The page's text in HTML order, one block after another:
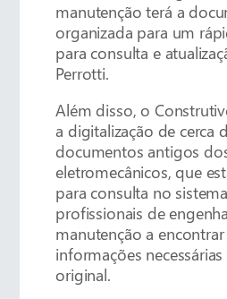
manutenção terá a
organizada para um
para consulta e
Perrotti.
Além disso, o
a digitalização de cerca
documentos antigos
eletromecânicos, que
para consulta no
profissionais de
manutenção a
informações
original.